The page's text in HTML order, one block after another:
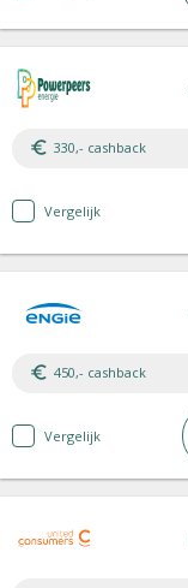
330,- cashback
Vergelijk
450,- cashback
Vergelijk